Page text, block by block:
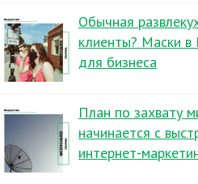
Обычная
клиенты? Маски в
для бизнеса
План по захвату
начинается с
интернет-